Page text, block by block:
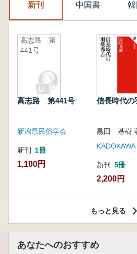
新刊 中国書
高志路 第
441号
高志路 第441号
新潟県民俗学会
新刊 1冊
1,100円
信長時代の
黒田 基樹
KADOKAWA
新刊 5冊
2,200円
もっと見る
あなたへのおすすめ